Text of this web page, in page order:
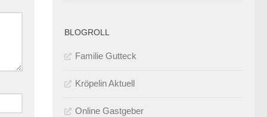
BLOGROLL
Familie Gutteck
Kröpelin Aktuell
Online Gastgeber